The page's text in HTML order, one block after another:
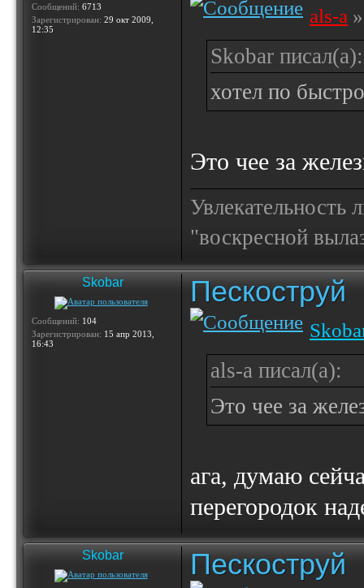
Сообщений: 6713
Зарегистрирован: 29 окт 2009,
12:35
als-a
Skobar писал(а):
хотел по
Это чее за
Увлекательность
"воскресной
Skobar
Сообщений: 104
Зарегистрирован: 15 апр 2013,
16:43
Пескоструй
als-a писал(а):
Это чее за
ага, думаю
перегородок
Skobar Пескоструй